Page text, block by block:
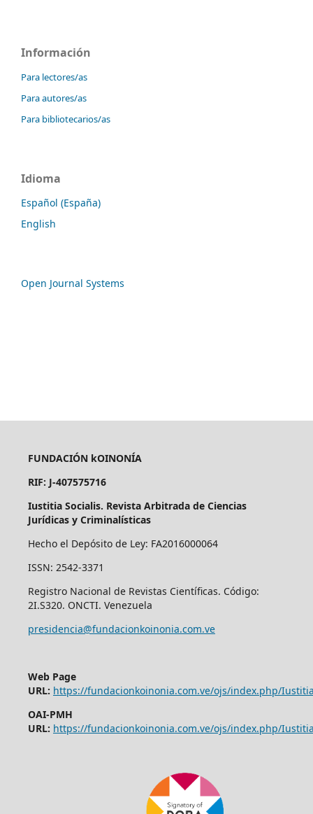
Información
Para lectores/as
Para autores/as
Para bibliotecarios/as
Idioma
Español (España)
English
Open Journal Systems
FUNDACIÓN kOINONÍA
RIF: J-407575716
Iustitia Socialis. Revista Arbitrada de Ciencias
Jurídicas y Criminalísticas
Hecho el Depósito de Ley: FA2016000064
ISSN: 2542-3371
Registro Nacional de Revistas Científicas. Código:
2I.S320. ONCTI. Venezuela
presidencia@fundacionkoinonia.com.ve
Web Page
URL: https://fundacionkoinonia.com.ve/ojs/index.php/
OAI-PMH
URL: https://fundacionkoinonia.com.ve/ojs/index.php/